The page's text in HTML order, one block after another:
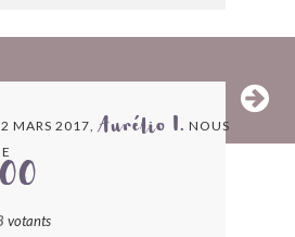
MARS 2017, Aurélio I. NOUS
votants